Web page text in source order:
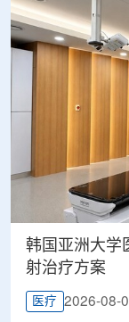
韩国亚洲大学
射治疗方案
医疗 2026-08-